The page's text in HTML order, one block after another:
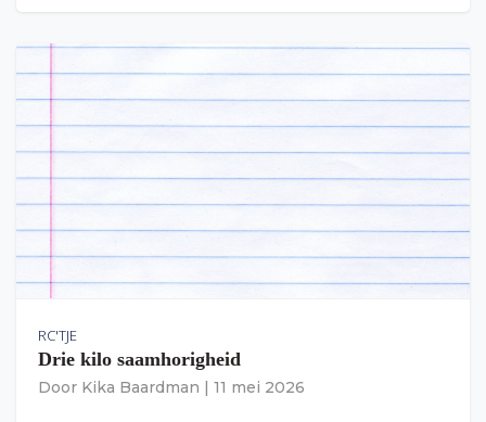
RC'TJE
Drie kilo saamhorigheid
Door Kika Baardman 11 mei 2026